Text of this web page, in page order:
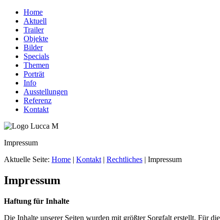
Home
Aktuell
Trailer
Objekte
Bilder
Specials
Themen
Porträt
Info
Ausstellungen
Referenz
Kontakt
Impressum
Aktuelle Seite: Home | Kontakt | Rechtliches | Impressum
Impressum
Haftung für Inhalte
Die Inhalte unserer Seiten wurden mit größter Sorgfalt erstellt. Für